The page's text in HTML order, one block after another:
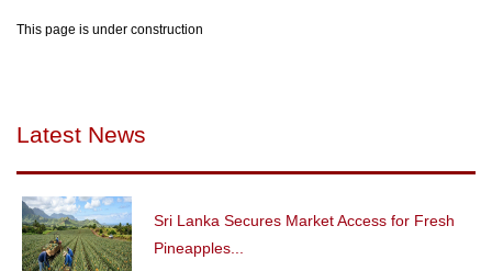
This page is under construction
Latest News
Sri Lanka Secures Market Access for Fresh
Pineapples...